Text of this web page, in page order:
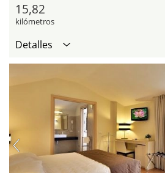
15,82
kilómetros
Detalles